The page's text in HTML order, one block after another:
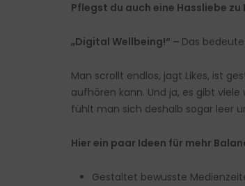
Pflegst du auch eine Hassliebe
„Digital Wellbeing!“ – Das
Man scrollt endlos, jagt Likes, ist
aufhören kann. Und ja, es gibt
fühlt man sich deshalb sogar leer
Hier ein paar Ideen für mehr
Gestaltet bewusste